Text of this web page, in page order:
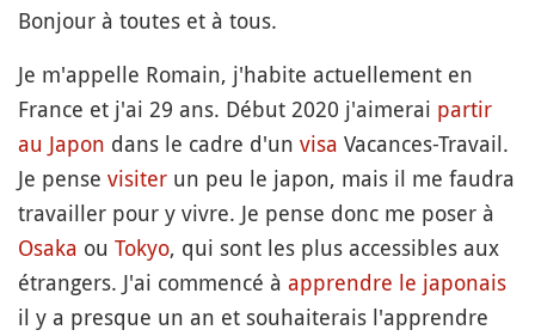
Bonjour à toutes et à tous.
Je m'appelle Romain, j'habite actuellement en
France et j'ai 29 ans. Début 2020 j'aimerai partir
au Japon dans le cadre d'un visa Vacances-Travail.
Je pense visiter un peu le japon, mais il me faudra
travailler pour y vivre. Je pense donc me poser à
Osaka ou Tokyo, qui sont les plus accessibles aux
étrangers. J'ai commencé à apprendre le japonais
il y a presque un an et souhaiterais l'apprendre